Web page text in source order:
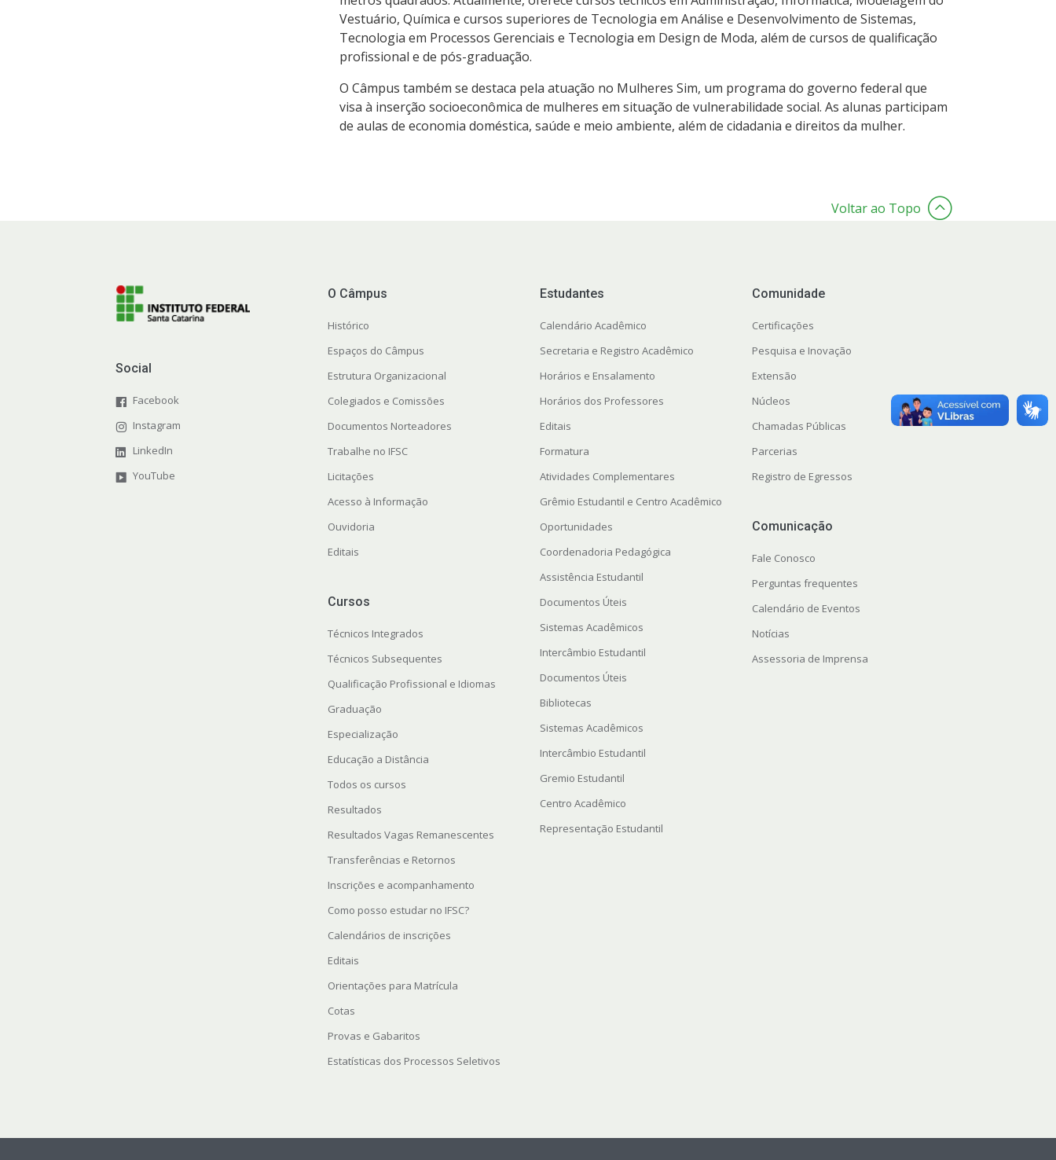
Vestuário, Química e cursos superiores de Tecnologia em Análise e Desenvolvimento de Sistemas,
Tecnologia em Processos Gerenciais e Tecnologia em Design de Moda, além de cursos de qualificação
profissional e de pós-graduação.
O Câmpus também se destaca pela atuação no Mulheres Sim, um programa do governo federal que
visa à inserção socioeconômica de mulheres em situação de vulnerabilidade social. As alunas participam
de aulas de economia doméstica, saúde e meio ambiente, além de cidadania e direitos da mulher.
Voltar ao Topo
Social
Facebook
Instagram
LinkedIn
YouTube
O Câmpus
Histórico
Espaços do Câmpus
Estrutura Organizacional
Colegiados e Comissões
Documentos Norteadores
Trabalhe no IFSC
Licitações
Acesso à Informação
Ouvidoria
Editais
Cursos
Técnicos Integrados
Técnicos Subsequentes
Qualificação Profissional e Idiomas
Graduação
Especialização
Educação a Distância
Todos os cursos
Resultados
Resultados Vagas Remanescentes
Transferências e Retornos
Inscrições e acompanhamento
Como posso estudar no IFSC?
Calendários de inscrições
Editais
Orientações para Matrícula
Cotas
Provas e Gabaritos
Estatísticas dos Processos Seletivos
Estudantes
Calendário Acadêmico
Secretaria e Registro Acadêmico
Horários e Ensalamento
Horários dos Professores
Editais
Formatura
Atividades Complementares
Grêmio Estudantil e Centro Acadêmico
Oportunidades
Coordenadoria Pedagógica
Assistência Estudantil
Documentos Úteis
Sistemas Acadêmicos
Intercâmbio Estudantil
Documentos Úteis
Bibliotecas
Sistemas Acadêmicos
Intercâmbio Estudantil
Gremio Estudantil
Centro Acadêmico
Representação Estudantil
Comunidade
Certificações
Pesquisa e Inovação
Extensão
Núcleos
Chamadas Públicas
Parcerias
Registro de Egressos
Comunicação
Fale Conosco
Perguntas frequentes
Calendário de Eventos
Notícias
Assessoria de Imprensa